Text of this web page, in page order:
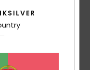
o em XL para ficar